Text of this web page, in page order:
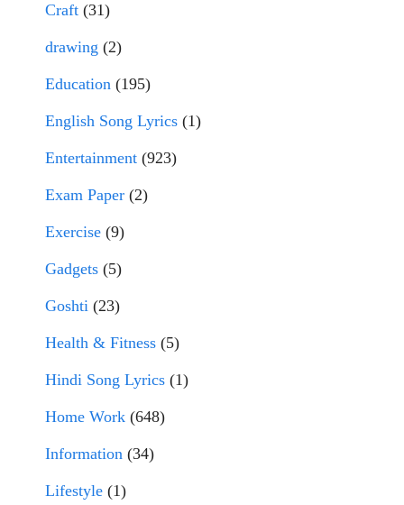
Craft (31)
drawing (2)
Education (195)
English Song Lyrics (1)
Entertainment (923)
Exam Paper (2)
Exercise (9)
Gadgets (5)
Goshti (23)
Health & Fitness (5)
Hindi Song Lyrics (1)
Home Work (648)
Information (34)
Lifestyle (1)